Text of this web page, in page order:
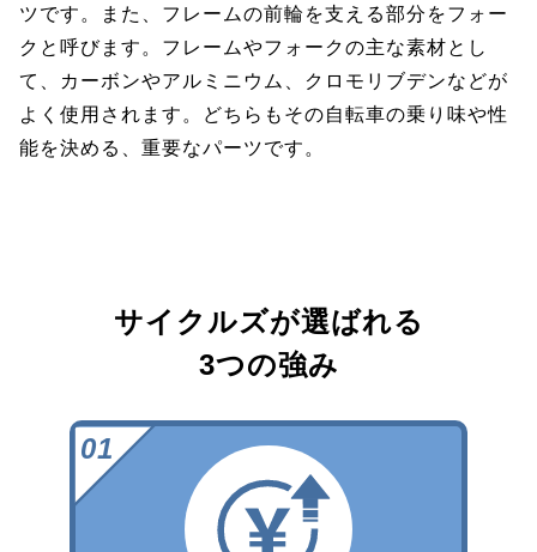
ツです。また、フレームの前輪を支える部分をフォー
クと呼びます。フレームやフォークの主な素材とし
て、カーボンやアルミニウム、クロモリブデンなどが
よく使用されます。どちらもその自転車の乗り味や性
能を決める、重要なパーツです。
サイクルズが選ばれる
3つの強み